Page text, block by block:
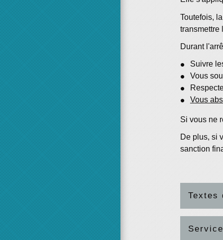
Toutefois,
transmettre
Durant
Suivre
Vous
Vous
Si vous ne
De plus, si
sanction
Textes